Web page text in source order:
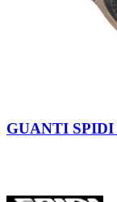
Bianco
Giallo
Fluo
GUANTI SPIDI